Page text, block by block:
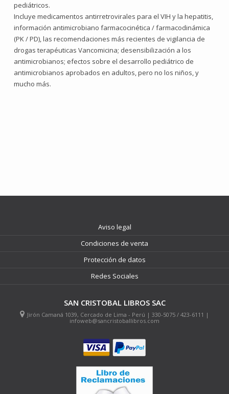
pediátricos.
Incluye medicamentos antirretrovirales para el VIH y la hepatitis,
información antimicrobiano farmacocinética / farmacodinámica
(PK / PD), las recomendaciones más recientes de vigilancia de
drogas terapéuticas Vancomicina; desensibilización a los
antimicrobianos; efectos sobre el desarrollo pediátrico de
antimicrobianos aprobados en adultos, pero no los niños, y
mucho más.
Aviso legal
Condiciones de venta
Protección de datos
Redes Sociales
SAN CRISTOBAL LIBROS SAC
Jirón Camaná 1039, Cercado de Lima - Perú | 330-5075 / 423-6111 |
infoweb@sancristoballibros.com